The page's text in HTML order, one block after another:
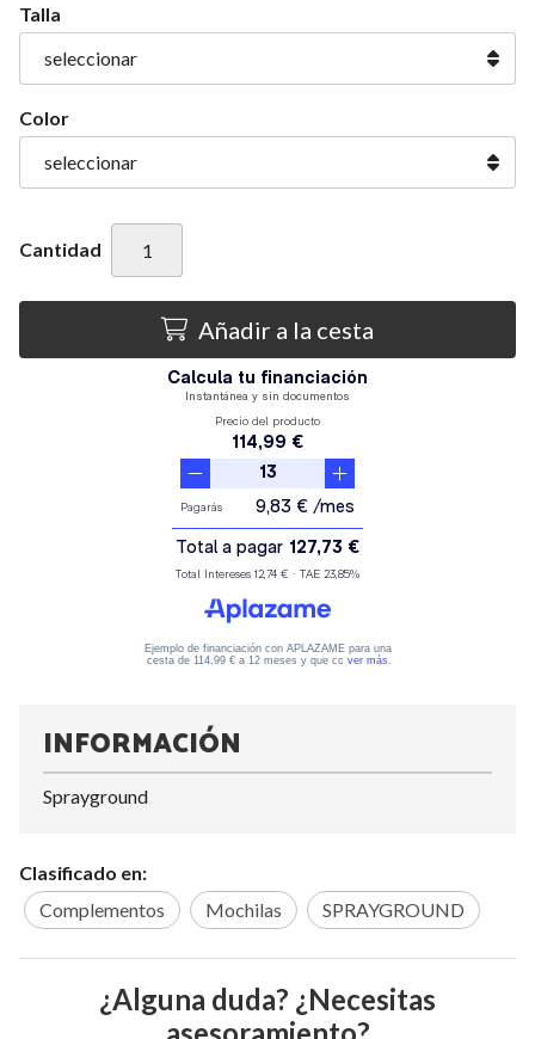
Talla
Color
Cantidad
Añadir a la cesta
INFORMACIÓN
Sprayground
Clasificado en:
Complementos
Mochilas SPRAYGROUND
¿Alguna duda? ¿Necesitas